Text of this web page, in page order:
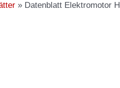
Datenblatt Elektromotor